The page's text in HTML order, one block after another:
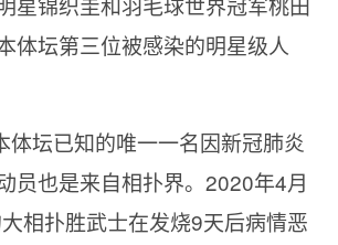
体坛第三位被感染的明星级人
体坛已知的唯一一名因新冠肺炎
员也是来自相扑界。2020年4月
相扑胜武士在发烧9天后病情恶